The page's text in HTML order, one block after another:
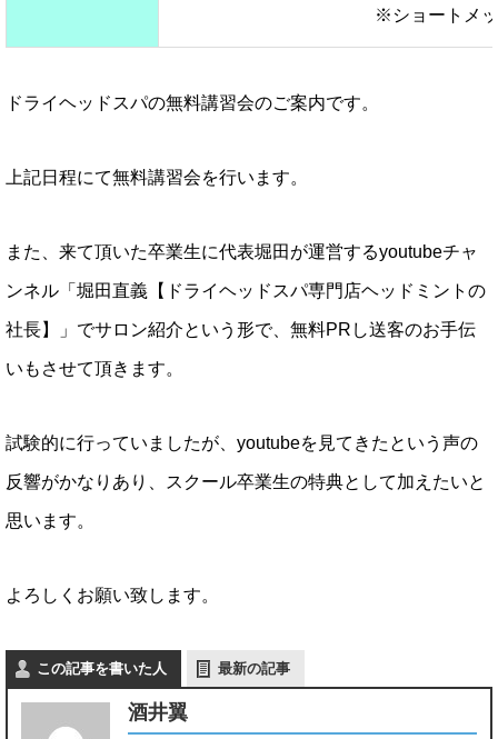
※ショートメ
ドライヘッドスパの無料講習会のご案内です。
上記日程にて無料講習会を行います。
また、来て頂いた卒業生に代表堀田が運営するyoutubeチャ
ンネル「堀田直義【ドライヘッドスパ専門店ヘッドミントの
社長】」でサロン紹介という形で、無料PRし送客のお手伝
いもさせて頂きます。
試験的に行っていましたが、youtubeを見てきたという声の
反響がかなりあり、スクール卒業生の特典として加えたいと
思います。
よろしくお願い致します。
この記事を書いた人 最新の記事
酒井翼